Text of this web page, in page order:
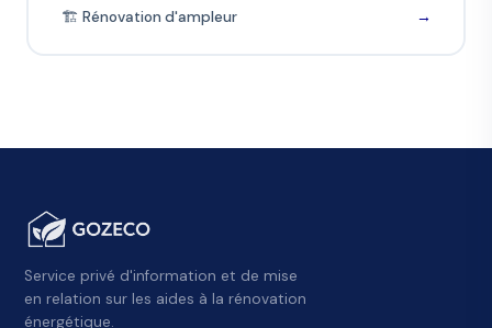
🏗️ Rénovation d'ampleur →
Service privé d'information et de mise
en relation sur les aides à la rénovation
énergétique.